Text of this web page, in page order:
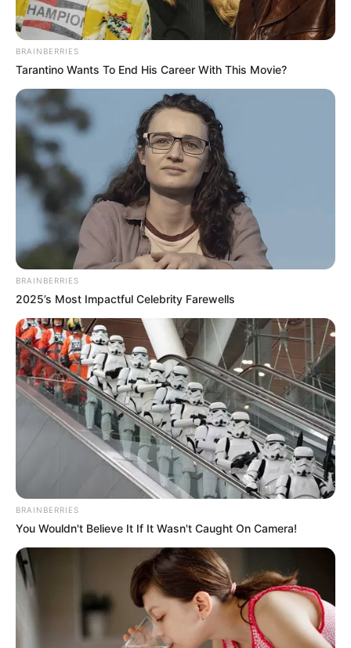
millió forintot, ami idén tovább emelkedik, hiszen a
bérét mindig az előző évi átlagkereset
tizenkétszeresében határozzák meg.
BRAINBERRIES
Tarantino Wants To End His Career With This Movie?
BRAINBERRIES
2025’s Most Impactful Celebrity Farewells
BRAINBERRIES
You Wouldn't Believe It If It Wasn't Caught On Camera!